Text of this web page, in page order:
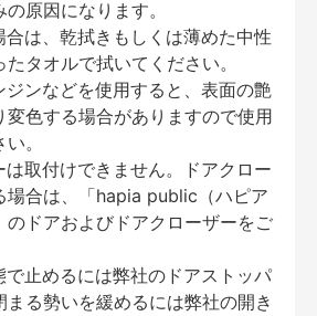
原因になります。
は、乾拭きもしくは薄めた中性
タオルで拭いてください。
ンなどを使用すると、表面の艶
変色する場合がありますので使用
。
取付けできません。ドアクロー
場合は、「hapia public（ハピア
のドアおよびドアクローザーをご
止めるには弊社のドアストッパ
まる勢いを緩めるには弊社の開き